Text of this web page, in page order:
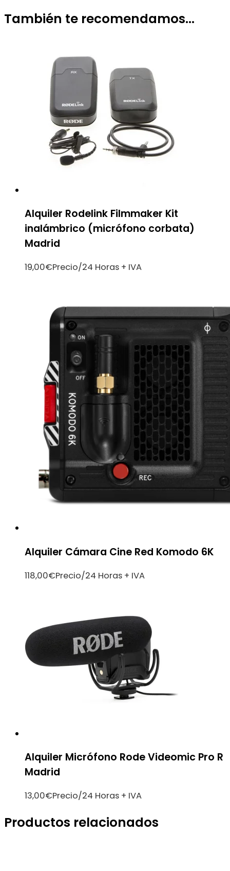
También te recomendamos…
Alquiler Rodelink Filmmaker Kit
inalámbrico (micrófono corbata)
Madrid
19,00€Precio/24 Horas + IVA
Alquiler Cámara Cine Red Komodo 6K
118,00€Precio/24 Horas + IVA
Alquiler Micrófono Rode Videomic Pro R
Madrid
13,00€Precio/24 Horas + IVA
Productos relacionados